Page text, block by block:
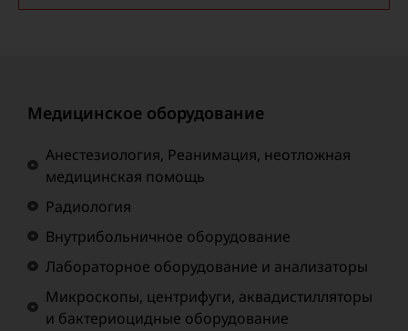
Медицинское оборудование
Анестезиология, Реанимация, неотложная
медицинская помощь
Радиология
Внутрибольничное оборудование
Лабораторное оборудование и анализаторы
Микроскопы, центрифуги, аквадистилляторы
и бактериоцидные оборудование